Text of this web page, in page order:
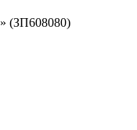
(ЗП608080)